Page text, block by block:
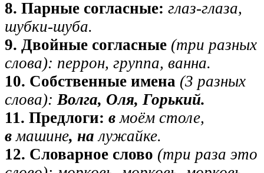
8. Парные согласные: глаз-глаза,
шубки-шуба.
9. Двойные согласные (три разных
слова): перрон, группа, ванна.
10. Собственные имена (3 разных
слова):Волга, Оля, Горький.
11. Предлоги: вмоём столе,
в машине, на лужайке.
12. Словарное слово (три раза это